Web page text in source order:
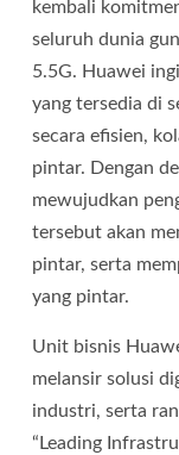
kembali
seluruh dunia
5.5G. Huawei
yang tersedia di
secara efisien,
pintar. Dengan
mewujudkan
tersebut akan
pintar, serta
yang pintar.
Unit bisnis
melansir solusi
industri, serta
“Leading